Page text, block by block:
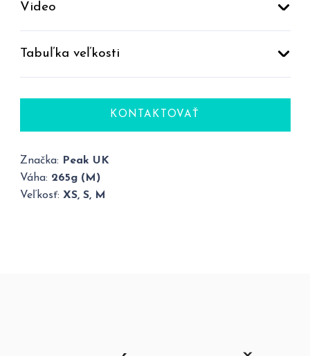
Video
Tabuľka veľkosti
KONTAKTOVAŤ
Značka:
Peak UK
Váha: 265g (M)
Veľkosť: XS, S, M